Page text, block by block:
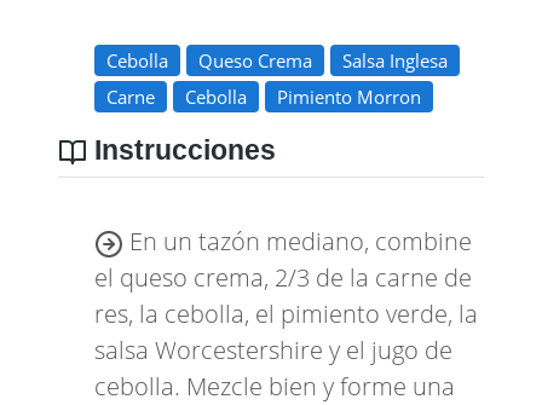
Cebolla Queso Crema
Salsa Inglesa
Carne
Cebolla Pimiento Morron
Instrucciones
En un tazón mediano, combine
el queso crema, 2/3 de la carne de
res, la cebolla, el pimiento verde, la
salsa Worcestershire y el jugo de
cebolla. Mezcle bien y forme una